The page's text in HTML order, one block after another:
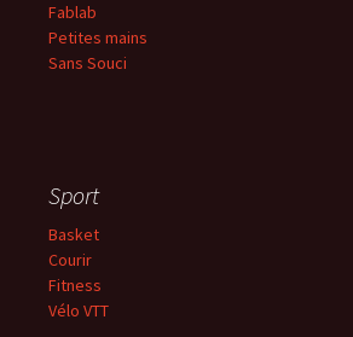
Fablab
Petites mains
Sans Souci
Sport
Basket
Courir
Fitness
Vélo VTT